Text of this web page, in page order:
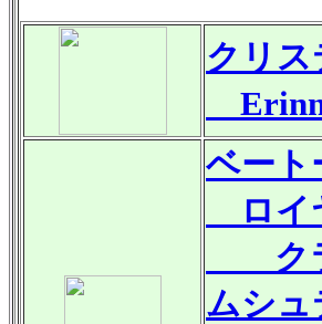
クリ
ベート
ロイ
クラ
ムシュ